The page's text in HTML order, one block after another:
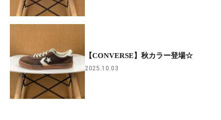
【CONVERSE】秋カラー登場☆
2025.10.03